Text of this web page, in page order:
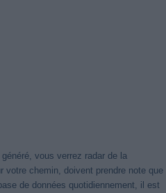
vous verrez radar de la
votre chemin, doivent prendre note que
de données quotidiennement, il est